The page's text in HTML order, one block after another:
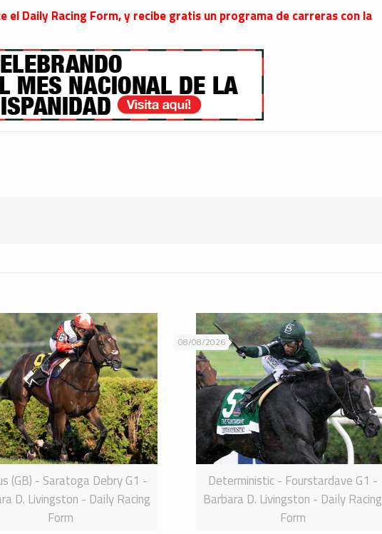
Daily Racing Form, y recibe gratis un programa de carreras con la
(GB) - Saratoga Debry G1 -
D. Livingston - Daily Racing
Form
Deterministic - Fourstardave G1 -
Barbara D. Livingston - Daily Racing
Form
08/08/2026